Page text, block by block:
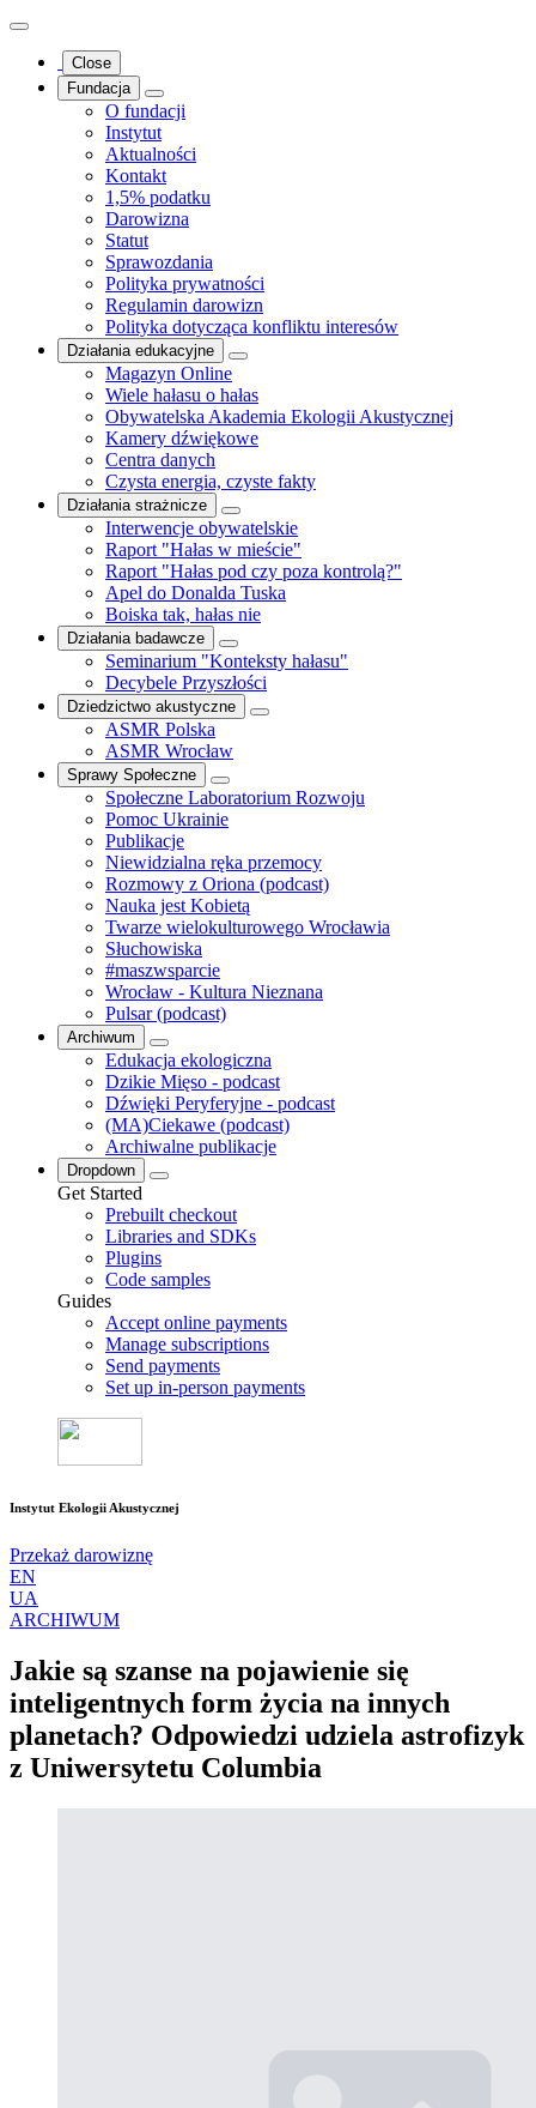
Close
Fundacja
O fundacji
Instytut
Aktualności
Kontakt
1,5% podatku
Darowizna
Statut
Sprawozdania
Polityka prywatności
Regulamin darowizn
Polityka dotycząca konfliktu interesów
Działania edukacyjne
Magazyn Online
Wiele hałasu o hałas
Obywatelska Akademia Ekologii Akustycznej
Kamery dźwiękowe
Centra danych
Czysta energia, czyste fakty
Działania strażnicze
Interwencje obywatelskie
Raport "Hałas w mieście"
Raport "Hałas pod czy poza kontrolą?"
Apel do Donalda Tuska
Boiska tak, hałas nie
Działania badawcze
Seminarium "Konteksty hałasu"
Decybele Przyszłości
Dziedzictwo akustyczne
ASMR Polska
ASMR Wrocław
Sprawy Społeczne
Społeczne Laboratorium Rozwoju
Pomoc Ukrainie
Publikacje
Niewidzialna ręka przemocy
Rozmowy z Oriona (podcast)
Nauka jest Kobietą
Twarze wielokulturowego Wrocławia
Słuchowiska
#maszwsparcie
Wrocław - Kultura Nieznana
Pulsar (podcast)
Archiwum
Edukacja ekologiczna
Dzikie Mięso - podcast
Dźwięki Peryferyjne - podcast
(MA)Ciekawe (podcast)
Archiwalne publikacje
Dropdown
Get Started
Prebuilt checkout
Libraries and SDKs
Plugins
Code samples
Guides
Accept online payments
Manage subscriptions
Send payments
Set up in-person payments
Instytut Ekologii Akustycznej
Przekaż darowiznę
EN
UA
ARCHIWUM
Jakie są szanse na pojawienie się
inteligentnych form życia na innych
planetach? Odpowiedzi udziela astrofizyk
z Uniwersytetu Columbia